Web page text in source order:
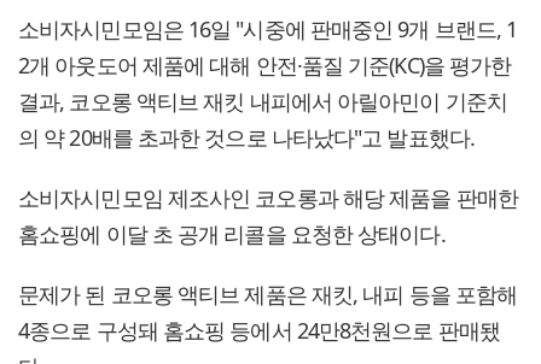
소비자시민모임은 16일 "시중에 판매중인 9개 브랜드, 1
2개 아웃도어 제품에 대해 안전·품질 기준(KC)을 평가한
결과, 코오롱 액티브 재킷 내피에서 아릴아민이 기준치
의 약 20배를 초과한 것으로 나타났다"고 발표했다.
소비자시민모임 제조사인 코오롱과 해당 제품을 판매한
홈쇼핑에 이달 초 공개 리콜을 요청한 상태이다.
문제가 된 코오롱 액티브 제품은 재킷, 내피 등을 포함해
4종으로 구성돼 홈쇼핑 등에서 24만8천원으로 판매됐